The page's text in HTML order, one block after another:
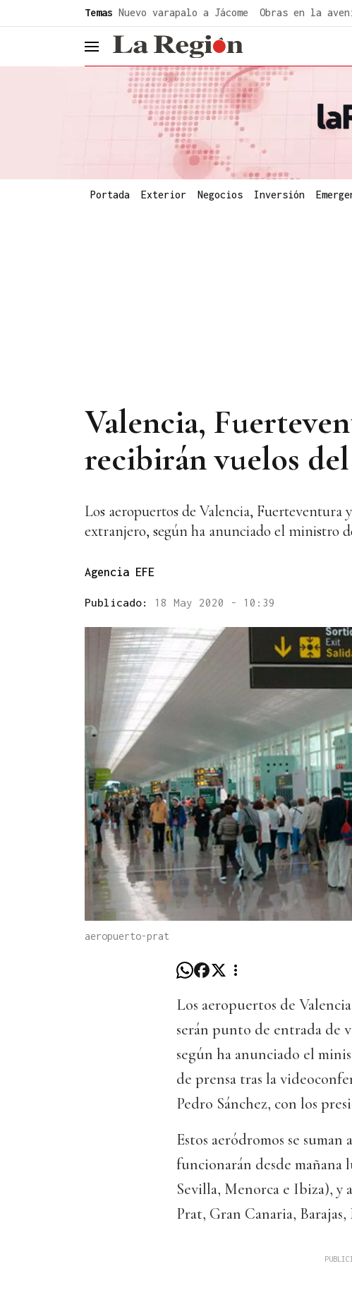
Temas Nuevo varapalo a Jácome Obras en la
header.menu.open
Portada Exterior Negocios Inversión
Valencia,
recibirán vuelos
Los aeropuertos de Valencia,
extranjero, según ha anunciado el ministro
Agencia EFE
Publicado: 18 May 2020 - 10:39
aeropuerto-prat
Los aeropuertos de
serán punto de entrada de
según ha anunciado el
de prensa tras la
Pedro Sánchez, con los
Estos aeródromos se
funcionarán desde mañana
Sevilla, Menorca e Ibiza), y
Prat, Gran Canaria,